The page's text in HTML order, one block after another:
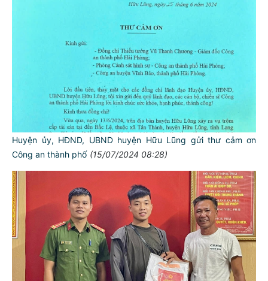
Huyện ủy, HĐND, UBND huyện Hữu Lũng gửi thư cảm ơn
Công an thành phố (15/07/2024 08:28)